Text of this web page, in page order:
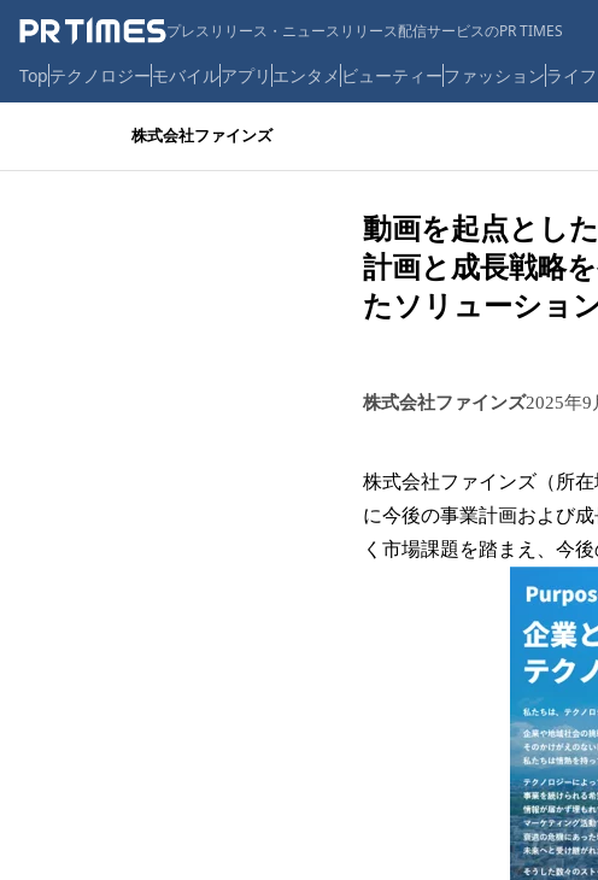
プレスリリース・ニュースリリース配信サービスのPR TIMES
Topテクノロジーモバイルアプリ エンタメ ビューティーファッションライ
株式会社ファインズ
動画を起点とし
計画と成長戦略
たソリューショ
株式会社ファインズ2025年9
株式会社ファインズ（所
に今後の事業計画および
く市場課題を踏まえ、今